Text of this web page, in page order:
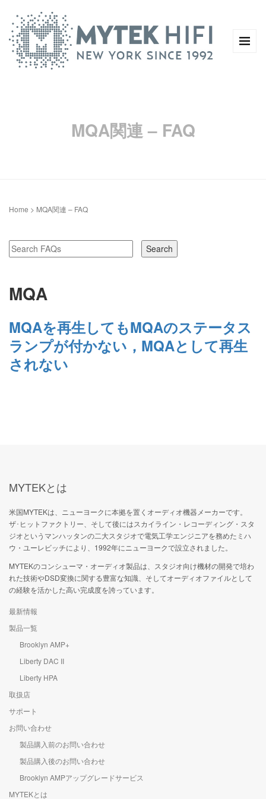
MQA関連 – FAQ
Home > MQA関連 – FAQ
MQA
MQAを再生してもMQAのステータス
ランプが付かない，MQAとして再生
されない
MYTEKとは
米国MYTEKは、ニューヨークに本拠を置くオーディオ機器メーカーです。
ザ･ヒットファクトリー、そして後にはスカイライン・レコーディング・スタ
ジオというマンハッタンの二大スタジオで電気工学エンジニアを務めたミハ
ウ・ユーレビッチにより、1992年にニューヨークで設立されました。
MYTEKのコンシューマ・オーディオ製品は、スタジオ向け機材の開発で培わ
れた技術やDSD変換に関する豊富な知識、そしてオーディオファイルとして
の経験を活かした高い完成度を誇っています。
最新情報
製品一覧
Brooklyn AMP+
Liberty DAC II
Liberty HPA
取扱店
サポート
お問い合わせ
製品購入前のお問い合わせ
製品購入後のお問い合わせ
Brooklyn AMPアップグレードサービス
MYTEKとは